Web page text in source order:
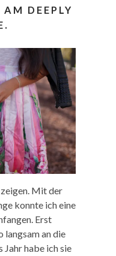
DEEPLY
zeigen. Mit der
konnte ich eine
Erst
langsam an die
Jahr habe ich sie